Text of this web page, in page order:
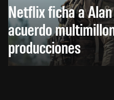
Netflix ficha a
acuerdo
producciones